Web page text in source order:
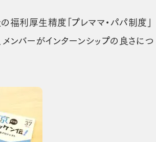
福利厚生精度「プレママ・パパ制度」
ンバーがインターンシップの良さにつ